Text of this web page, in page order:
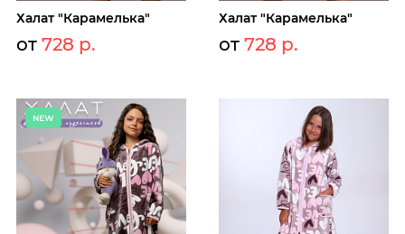
Халат "Карамелька"
от 728 р.
Халат "Карамелька"
от 728 р.